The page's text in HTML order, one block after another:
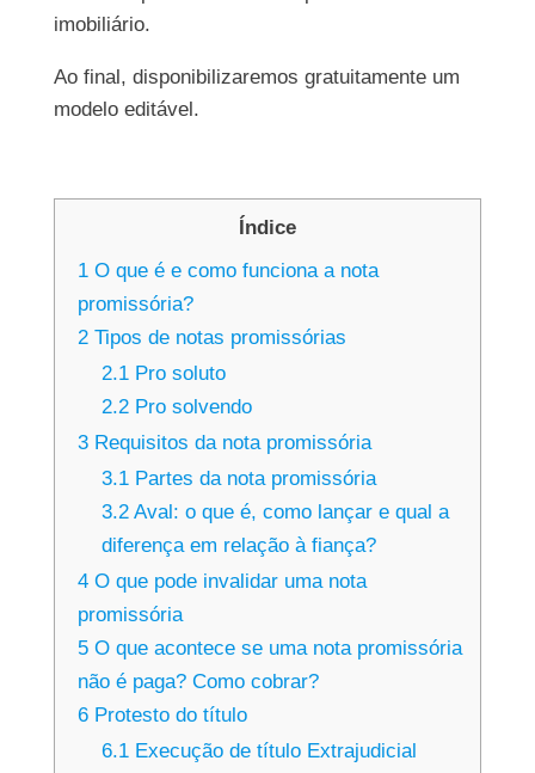
imobiliário.
Ao final, disponibilizaremos gratuitamente um
modelo editável.
Índice
1 O que é e como funciona a nota
promissória?
2 Tipos de notas promissórias
2.1 Pro soluto
2.2 Pro solvendo
3 Requisitos da nota promissória
3.1 Partes da nota promissória
3.2 Aval: o que é, como lançar e qual a
diferença em relação à fiança?
4 O que pode invalidar uma nota
promissória
5 O que acontece se uma nota promissória
não é paga? Como cobrar?
6 Protesto do título
6.1 Execução de título Extrajudicial